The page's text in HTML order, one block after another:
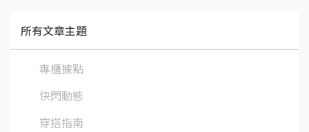
所有文章主題
專櫃據點
快閃動態
穿搭指南